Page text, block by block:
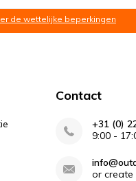
de wettelijke beperkingen
Contact
+31 (0)
9:00 -
or create